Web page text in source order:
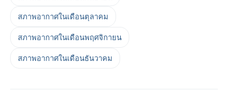
สภาพอากาศในเดือนตุลาคม
สภาพอากาศในเดือนพฤศจิกายน
สภาพอากาศในเดือนธันวาคม